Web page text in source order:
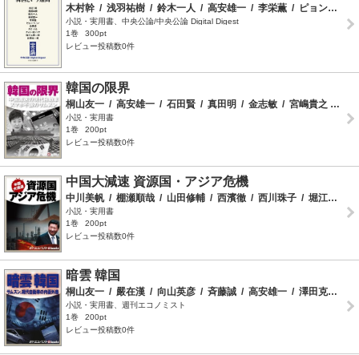
木村幹 / 浅羽祐樹 / 鈴木一人 / 高安雄一 / 李栄薫 / ピョン・ヘヨン
小説・実用書、中央公論/中央公論 Digital Digest
1巻
300pt
レビュー投稿数0件
韓国の限界
桐山友一 / 高安雄一 / 石田賢 / 真田明 / 金志敏 / 宮嶋貴之 / 向
小説・実用書
1巻
200pt
レビュー投稿数0件
中国大減速 資源国・アジア危機
中川美帆 / 棚瀬順哉 / 山田修輔 / 西濱徹 / 西川珠子 / 堀江正人
小説・実用書
1巻
200pt
レビュー投稿数0件
暗雲 韓国
桐山友一 / 嚴在漢 / 向山英彦 / 斉藤誠 / 高安雄一 / 澤田克己
小説・実用書、週刊エコノミスト
1巻
200pt
レビュー投稿数0件